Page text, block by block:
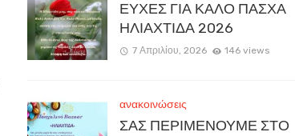
ΕΥΧΕΣ ΓΙΑ ΚΑΛΟ ΠΑΣΧΑ
ΗΛΙΑΧΤΙΔΑ 2026
7 Απριλίου, 2026 146 views
ανακοινώσεις
ΣΑΣ ΠΕΡΙΜΕΝΟΥΜΕ ΣΤΟ